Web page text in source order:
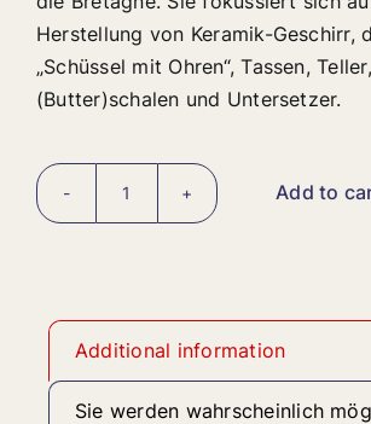
Herstellung von Keramik-Geschirr,
„Schüssel mit Ohren“, Tassen, Teller,
(Butter)schalen und Untersetzer.
Untersetzer
quantity
Add to
Additional information
Sie werden wahrscheinlich